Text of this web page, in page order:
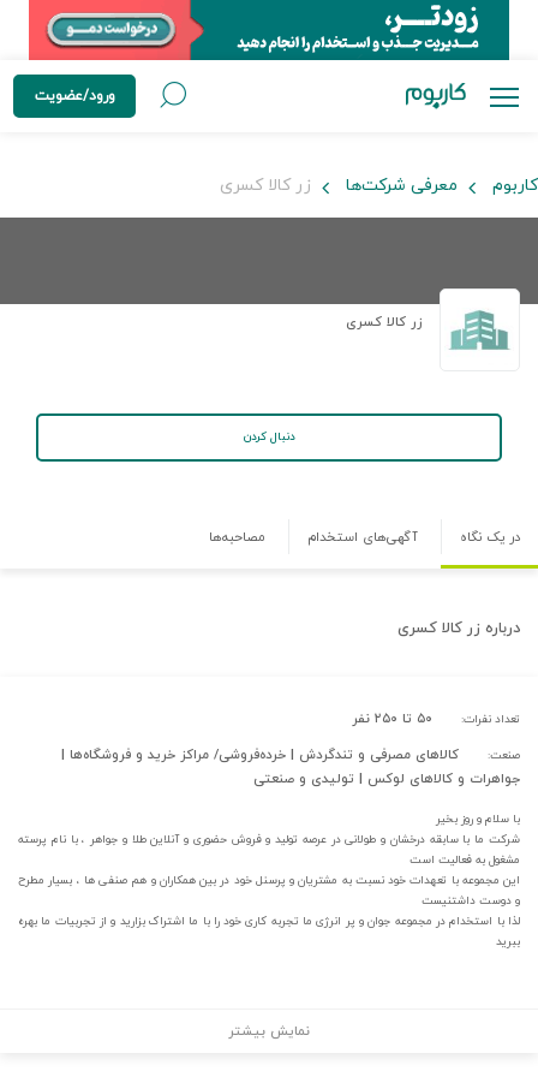
ورود/عضویت
کاربوم معرفی شرکت‌ها زر کالا کسری
زر کالا کسری
دنبال کردن
در یک نگاه آگهی‌های استخدام مصاحبه‌ها
درباره زر کالا کسری
تعداد نفرات: ۵۰ تا ۲۵۰ نفر
صنعت:
کالاهای مصرفی و تندگردش | خرده‌فروشی/ مراکز خرید و فروشگاه‌ها |
جواهرات و کالاهای لوکس | تولیدی و صنعتی
با سلام و روز بخیر
شرکت ما با سابقه درخشان و طولانی در عرصه تولید و فروش حضوری و آنلاین طلا و جواهر ، با نام پرسته
مشغول به فعالیت است
این مجموعه با تعهدات خود نسبت به مشتریان و پرسنل خود در بین همکاران و هم صنفی ها ، بسیار مطرح
و دوست داشتنیست
لذا با استخدام در مجموعه جوان و پر انرژی ما تجربه کاری خود را با ما اشتراک بزارید و از تجربیات ما بهره
ببرید
نمایش بیشتر